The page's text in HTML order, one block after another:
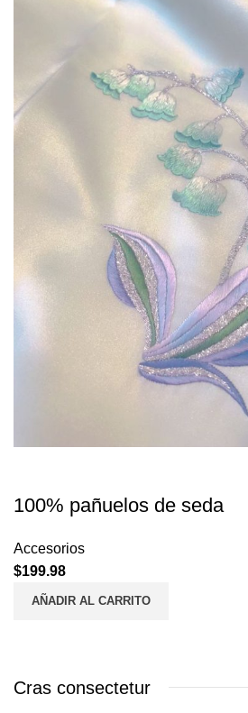
100% pañuelos de seda
Accesorios
$199.98
AÑADIR AL CARRITO
Cras consectetur